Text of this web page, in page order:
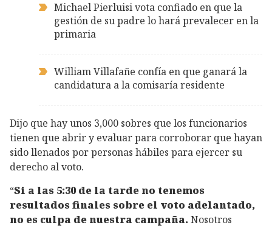
Michael Pierluisi vota confiado en que la
gestión de su padre lo hará prevalecer en la
primaria
William Villafañe confía en que ganará la
candidatura a la comisaría residente
Dijo que hay unos 3,000 sobres que los funcionarios
tienen que abrir y evaluar para corroborar que hayan
sido llenados por personas hábiles para ejercer su
derecho al voto.
“Si a las 5:30 de la tarde no tenemos
resultados finales sobre el voto adelantado,
no es culpa de nuestra campaña. Nosotros